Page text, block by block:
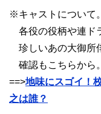
※キャストについて。
各役の役柄や連ド
珍しいあの大御所
確認もこちらから。
==>地味にスゴイ！
之は誰？